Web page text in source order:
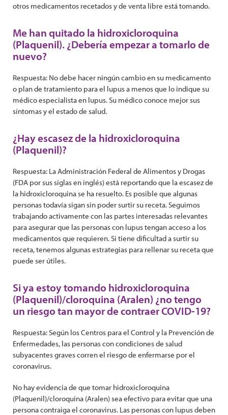
otros medicamentos recetados y de venta libre está tomando.
Me han quitado la hidroxicloroquina
(Plaquenil). ¿Debería empezar a tomarlo de
nuevo?
Respuesta: No debe hacer ningún cambio en su medicamento
o plan de tratamiento para el lupus a menos que lo indique su
médico especialista en lupus. Su médico conoce mejor sus
síntomas y el estado de salud.
¿Hay escasez de la hidroxicloroquina
(Plaquenil)?
Respuesta: La Administración Federal de Alimentos y Drogas
(FDA por sus siglas en inglés) está reportando que la escasez de
la hidroxicloroquina se ha resuelto. Es posible que algunas
personas todavía sigan sin poder surtir su receta. Seguimos
trabajando activamente con las partes interesadas relevantes
para asegurar que las personas con lupus tengan acceso a los
medicamentos que requieren. Si tiene dificultad a surtir su
receta, tenemos algunas estrategias para rellenar su receta que
puede ser útiles.
Si ya estoy tomando hidroxicloroquina
(Plaquenil)/cloroquina (Aralen) ¿no tengo
un riesgo tan mayor de contraer COVID-19?
Respuesta: Según los Centros para el Control y la Prevención de
Enfermedades, las personas con condiciones de salud
subyacentes graves corren el riesgo de enfermarse por el
coronavirus.
No hay evidencia de que tomar hidroxicloroquina
(Plaquenil)/cloroquina (Aralen) sea efectivo para evitar que una
persona contraiga el coronavirus. Las personas con lupus deben